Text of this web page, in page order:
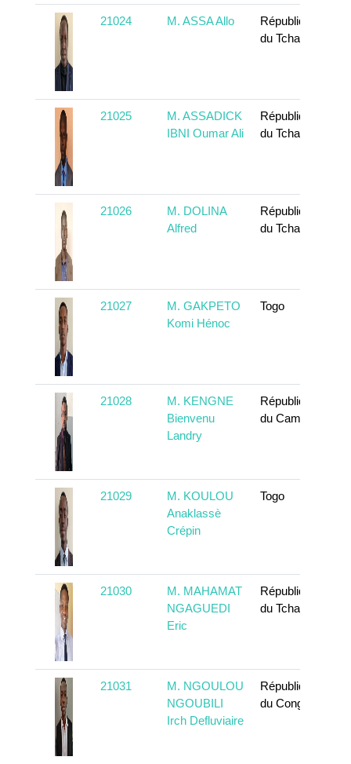
21024 M. ASSA Allo
République
du Tchad
21025
M. ASSADICK
IBNI Oumar Ali
République
du Tchad
21026
M. DOLINA
Alfred
République
du Tchad
21027
M. GAKPETO
Komi Hénoc
Togo
21028
M. KENGNE
Bienvenu
Landry
République
du Cameroun
21029
M. KOULOU
Anaklassè
Crépin
Togo
21030
M. MAHAMAT
NGAGUEDI
Eric
République
du Tchad
21031
M. NGOULOU
NGOUBILI
Irch Defluviaire
République
du Congo